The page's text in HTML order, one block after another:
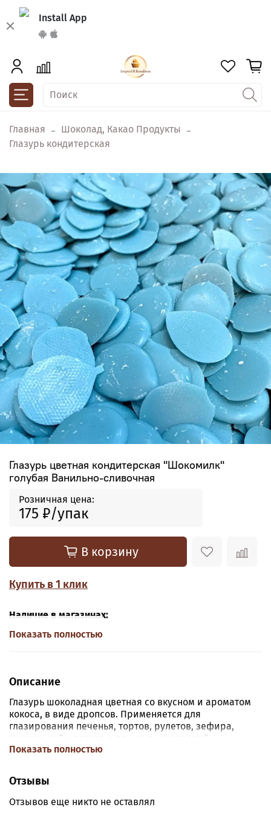
Install App
Главная
Шоколад, Какао Продукты
Глазурь кондитерская
Глазурь цветная кондитерская "Шокомилк"
голубая Ванильно-сливочная
Розничная цена:
175 ₽
В корзину
Купить в 1 клик
Наличие в магазинах:
Показать полностью
Описание
Глазурь шоколадная цветная со вкусном и ароматом
кокоса, в виде дропсов. Применяется для
глазирования печенья, тортов, рулетов, зефира,
сырков, кейк-попсов и др. конд-их изделий.
Используется для подтёков на торте и изготовления
Состав:сахар, заменитель масла какао лауринового
типа, сыворотка сухая молочная, эмульгатор (соевый
лецитин Е322), ароматизатор, красители.
Показать полностью
Отзывы
Отзывов еще никто не оставлял